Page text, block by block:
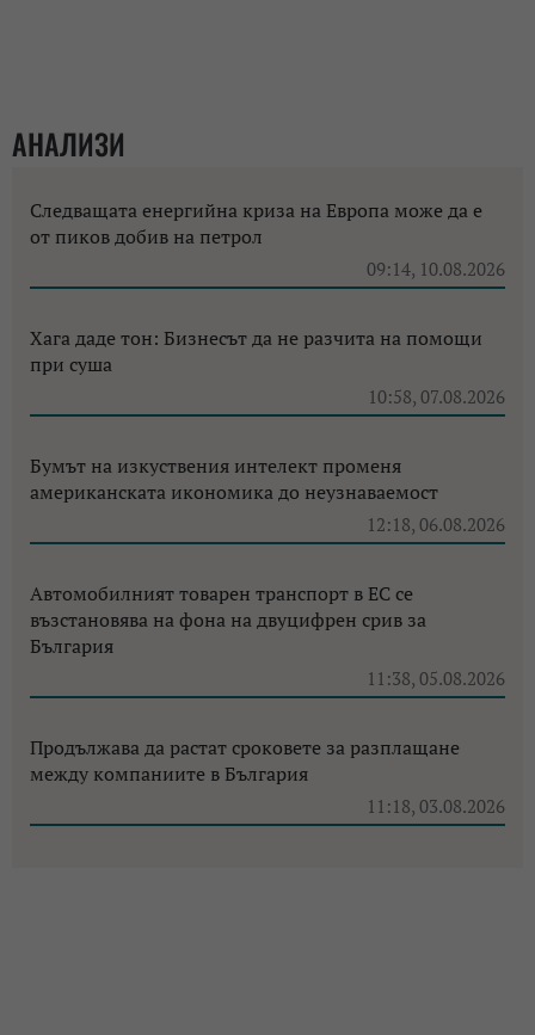
АНАЛИЗИ
Следващата енергийна криза на Европа може да е
от пиков добив на петрол
09:14, 10.08.2026
Хага даде тон: Бизнесът да не разчита на помощи
при суша
10:58, 07.08.2026
Бумът на изкуствения интелект променя
американската икономика до неузнаваемост
12:18, 06.08.2026
Автомобилният товарен транспорт в ЕС се
възстановява на фона на двуцифрен срив за
България
11:38, 05.08.2026
Продължава да растат сроковете за разплащане
между компаниите в България
11:18, 03.08.2026